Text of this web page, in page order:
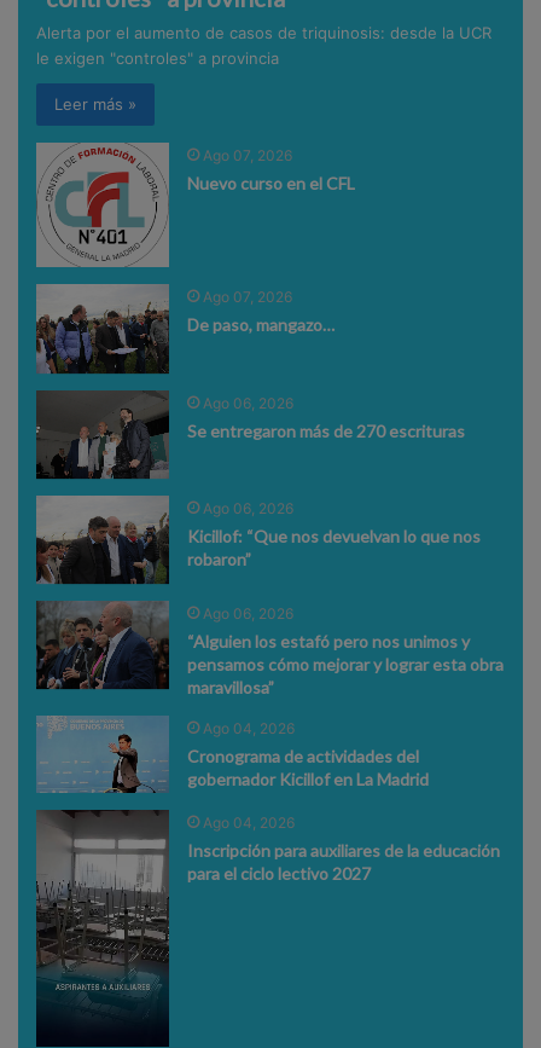
Alerta por el aumento de casos de triquinosis: desde la UCR
le exigen "controles" a provincia
Leer más »
Ago 07, 2026
Nuevo curso en el CFL
Ago 07, 2026
De paso, mangazo…
Ago 06, 2026
Se entregaron más de 270 escrituras
Ago 06, 2026
Kicillof: “Que nos devuelvan lo que nos
robaron”
Ago 06, 2026
“Alguien los estafó pero nos unimos y
pensamos cómo mejorar y lograr esta obra
maravillosa”
Ago 04, 2026
Cronograma de actividades del
gobernador Kicillof en La Madrid
Ago 04, 2026
Inscripción para auxiliares de la educación
para el ciclo lectivo 2027